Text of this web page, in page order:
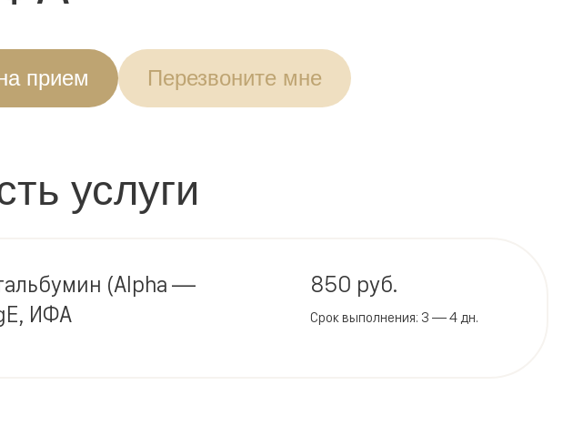
прием Перезвоните мне
услуги
(Alpha —
ИФА
850 руб.
Срок выполнения: 3 — 4 дн.